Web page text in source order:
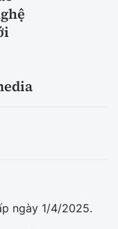
ngày 1/4/2025.